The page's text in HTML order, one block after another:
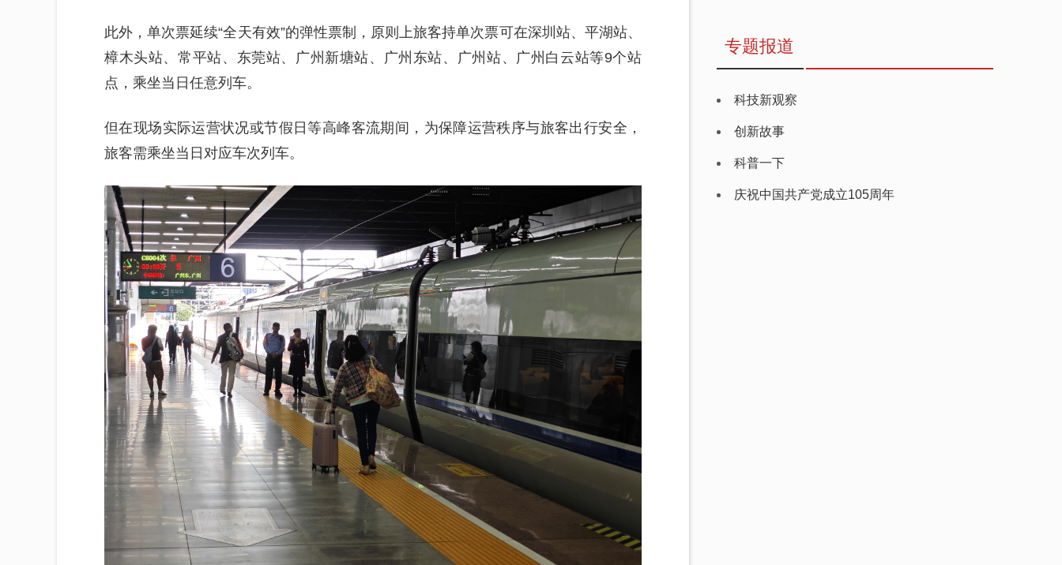
此外，单次票延续“全天有效”的弹性票制，原则上旅客持单次票可在深圳站、平湖站、
樟木头站、常平站、东莞站、广州新塘站、广州东站、广州站、广州白云站等9个站
点，乘坐当日任意列车。
但在现场实际运营状况或节假日等高峰客流期间，为保障运营秩序与旅客出行安全，
旅客需乘坐当日对应车次列车。
专题报道
科技新观察
创新故事
科普一下
庆祝中国共产党成立105周年